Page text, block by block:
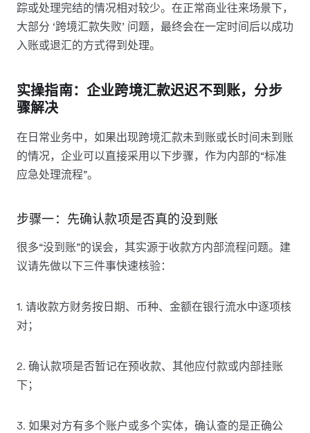
踪或处理完结的情况相对较少。在正常商业往来场景下，
大部分 ‘跨境汇款失败’ 问题，最终会在一定时间后以成功
入账或退汇的方式得到处理。
实操指南：企业跨境汇款迟迟不到账，分步
骤解决
在日常业务中，如果出现跨境汇款未到账或长时间未到账
的情况，企业可以直接采用以下步骤，作为内部的“标准
应急处理流程”。
步骤一：先确认款项是否真的没到账
很多“没到账”的误会，其实源于收款方内部流程问题。建
议请先做以下三件事快速核验：
1. 请收款方财务按日期、币种、金额在银行流水中逐项核
对；
2. 确认款项是否暂记在预收款、其他应付款或内部挂账
下；
3. 如果对方有多个账户或多个实体，确认查的是正确公